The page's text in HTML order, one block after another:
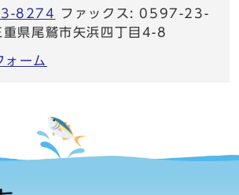
8274
ファックス: 0597-23-
鷲市矢浜四丁目4-8
ォーム